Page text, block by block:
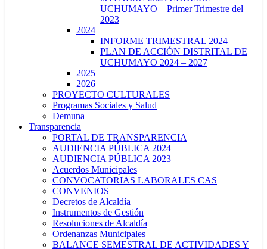
UCHUMAYO – Primer Trimestre del
2023
2024
INFORME TRIMESTRAL 2024
PLAN DE ACCIÓN DISTRITAL DE
UCHUMAYO 2024 – 2027
2025
2026
PROYECTO CULTURALES
Programas Sociales y Salud
Demuna
Transparencia
PORTAL DE TRANSPARENCIA
AUDIENCIA PÚBLICA 2024
AUDIENCIA PÚBLICA 2023
Acuerdos Municipales
CONVOCATORIAS LABORALES CAS
CONVENIOS
Decretos de Alcaldía
Instrumentos de Gestión
Resoluciones de Alcaldía
Ordenanzas Municipales
BALANCE SEMESTRAL DE ACTIVIDADES Y